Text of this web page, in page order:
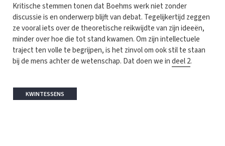
Kritische stemmen tonen dat Boehms werk niet zonder
discussie is en onderwerp blijft van debat. Tegelijkertijd zeggen
ze vooral iets over de theoretische reikwijdte van zijn ideeën,
minder over hoe die tot stand kwamen. Om zijn intellectuele
traject ten volle te begrijpen, is het zinvol om ook stil te staan
bij de mens achter de wetenschap. Dat doen we indeel 2.
KWINTESSENS